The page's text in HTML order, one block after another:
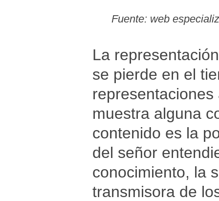
Fuente: web
La
se pierde en el
muestra alguna
contenido es la
del señor
conocimiento, la
transmisora de